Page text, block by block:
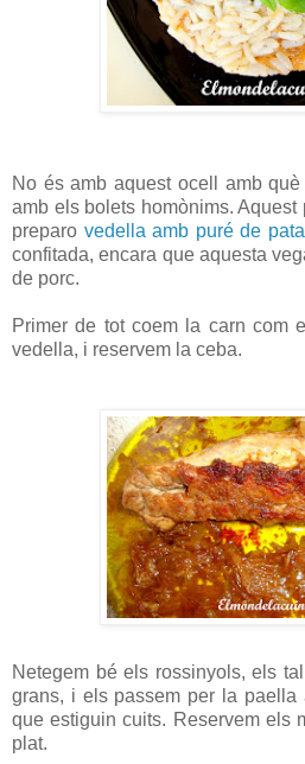
No és amb aquest ocell amb
amb els bolets homònims.
preparo vedella amb puré de
confitada, encara que aquesta
de porc.
Primer de tot coem la carn com
vedella, i reservem la ceba.
Netegem bé els rossinyols, els
grans, i els passem per la paella
que estiguin cuits. Reservem els
plat.